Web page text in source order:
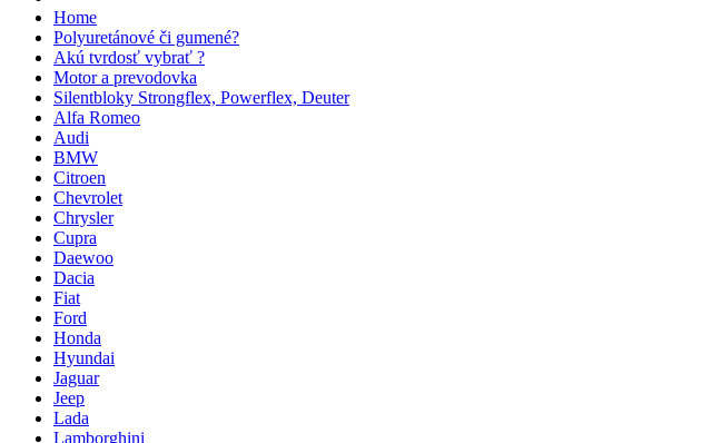
Home
Polyuretánové či gumené?
Akú tvrdosť vybrať ?
Motor a prevodovka
Silentbloky Strongflex, Powerflex, Deuter
Alfa Romeo
Audi
BMW
Citroen
Chevrolet
Chrysler
Cupra
Daewoo
Dacia
Fiat
Ford
Honda
Hyundai
Jaguar
Jeep
Lada
Lamborghini